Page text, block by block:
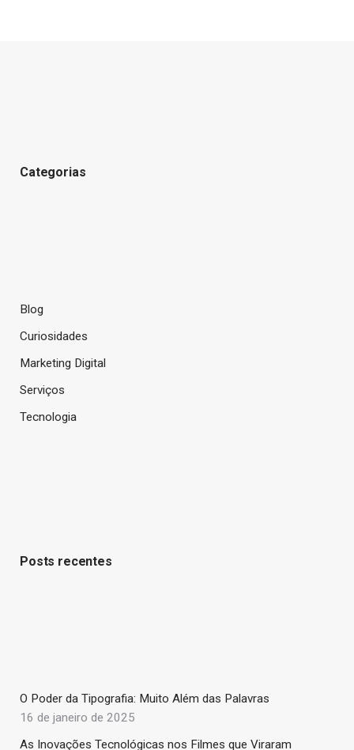
Categorias
Blog
Curiosidades
Marketing Digital
Serviços
Tecnologia
Posts recentes
O Poder da Tipografia: Muito Além das Palavras
16 de janeiro de 2025
As Inovações Tecnológicas nos Filmes que Viraram